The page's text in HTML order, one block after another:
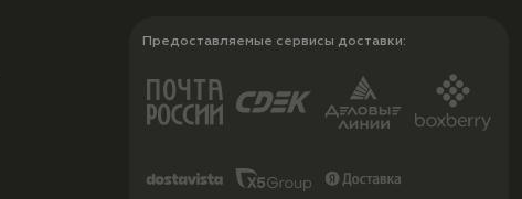
Предоставляемые сервисы доставки: